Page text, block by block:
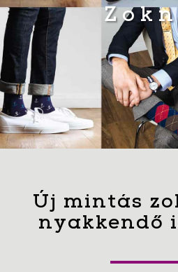
Új mintás
nyakkendő